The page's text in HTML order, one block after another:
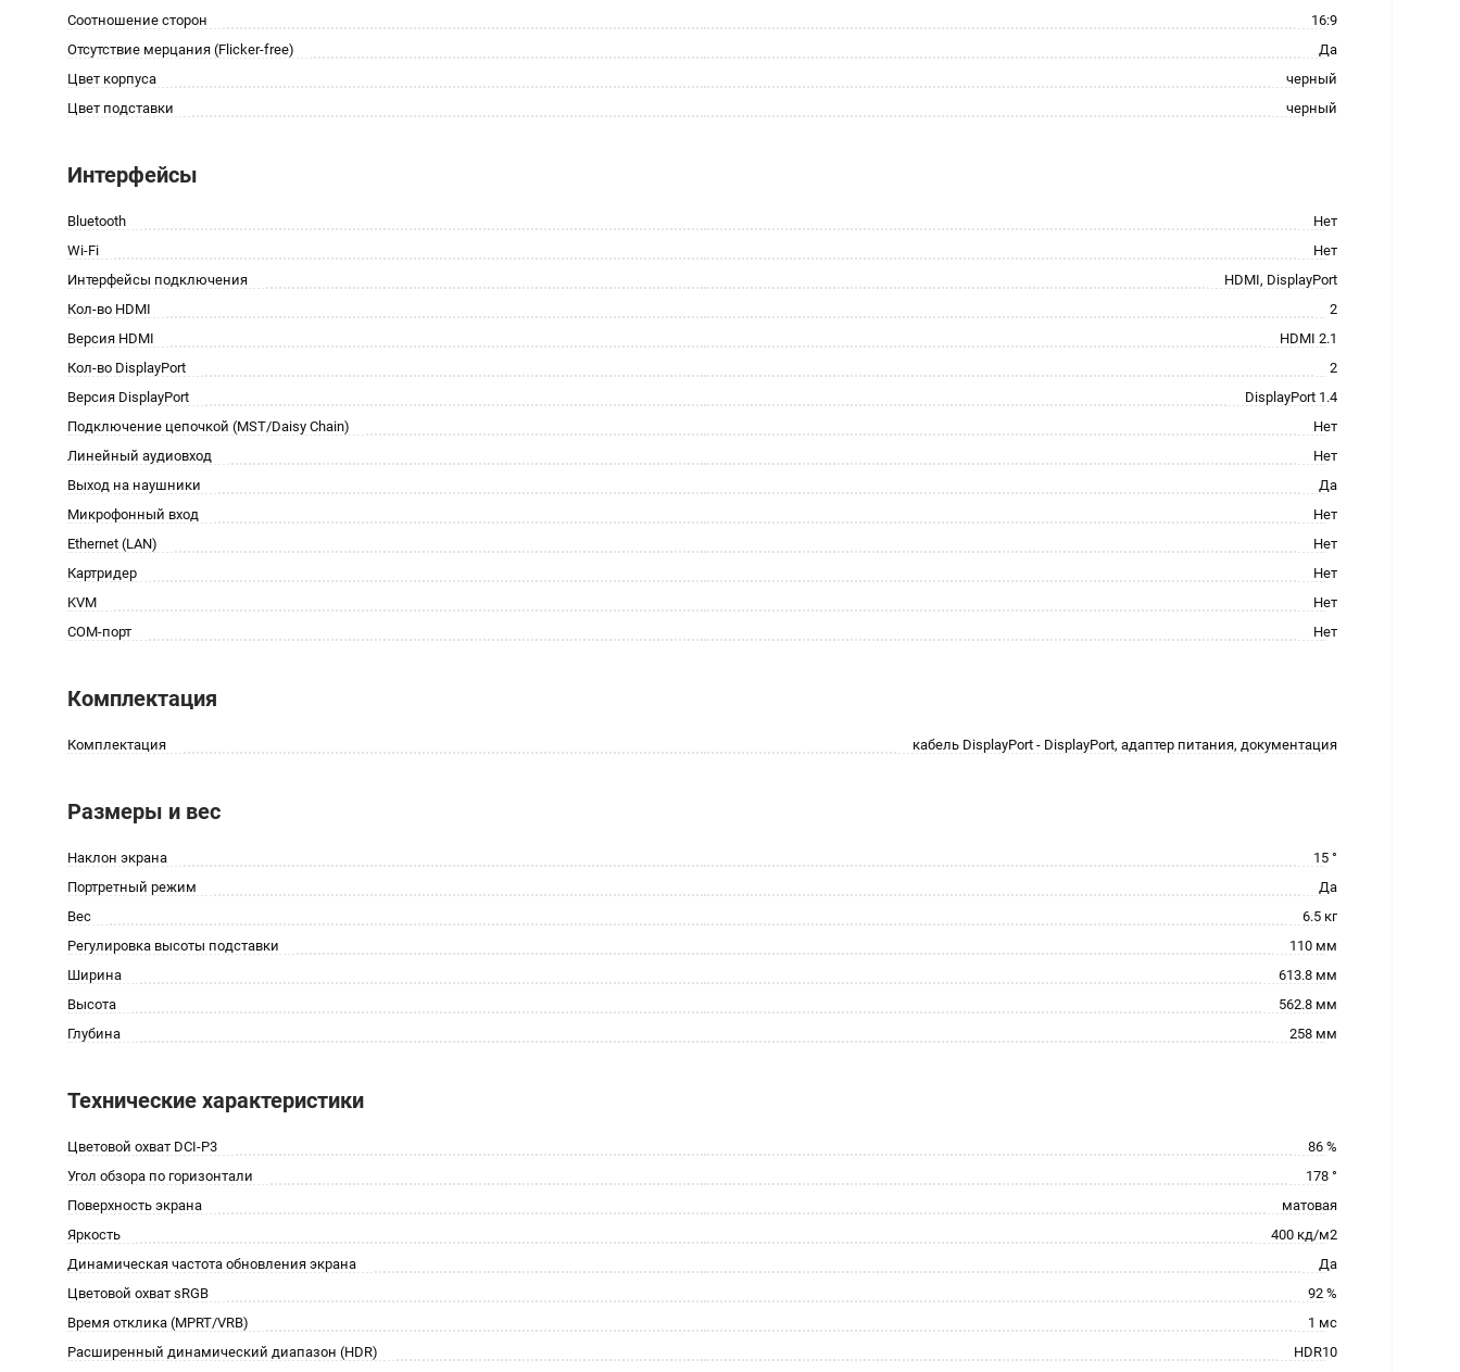
Соотношение сторон
16:9
Отсутствие мерцания (Flicker-free)
Да
Цвет корпуса
черный
Цвет подставки
черный
Интерфейсы
Bluetooth
Нет
Wi-Fi
Нет
Интерфейсы подключения
HDMI, DisplayPort
Кол-во HDMI
2
Версия HDMI
HDMI 2.1
Кол-во DisplayPort
2
Версия DisplayPort
DisplayPort 1.4
Подключение цепочкой (MST/Daisy Chain)
Нет
Линейный аудиовход
Нет
Выход на наушники
Да
Микрофонный вход
Нет
Ethernet (LAN)
Нет
Картридер
Нет
KVM
Нет
COM-порт
Нет
Комплектация
Комплектация кабель DisplayPort - DisplayPort, адаптер питания, документация
Размеры и вес
Наклон экрана
15 °
Портретный режим
Да
Вес
6.5 кг
Регулировка высоты подставки
110 мм
Ширина
613.8 мм
Высота
562.8 мм
Глубина
258 мм
Технические характеристики
Цветовой охват DCI-P3
86 %
Угол обзора по горизонтали
178 °
Поверхность экрана
матовая
Яркость
400 кд/м2
Динамическая частота обновления экрана
Да
Цветовой охват sRGB
92 %
Время отклика (MPRT/VRB)
1 мс
Расширенный динамический диапазон (HDR)
HDR10